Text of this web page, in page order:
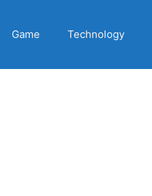
Game Technology